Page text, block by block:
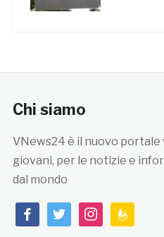
Chi siamo
VNews24 è il nuovo
giovani, per le notizie e
dal mondo
facebooktwitterinstagram